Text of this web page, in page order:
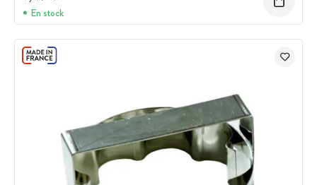
En stock